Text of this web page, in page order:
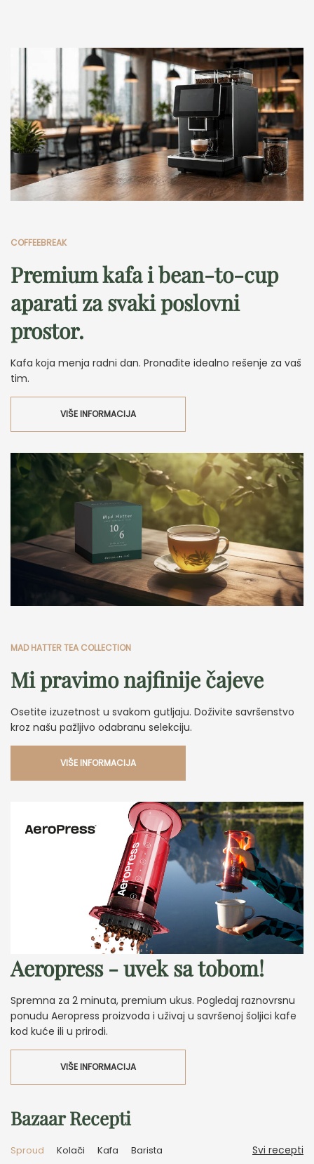
COFFEEBREAK
Premium kafa i bean-to-cup
aparati za svaki poslovni
prostor.
Kafa koja menja radni dan. Pronađite idealno rešenje za vaš
tim.
VIŠE INFORMACIJA
MAD HATTER TEA COLLECTION
Mi pravimo najfinije čajeve
Osetite izuzetnost u svakom gutljaju. Doživite savršenstvo
kroz našu pažljivo odabranu selekciju.
VIŠE INFORMACIJA
Aeropress - uvek sa tobom!
Spremna za 2 minuta, premium ukus. Pogledaj raznovrsnu
ponudu Aeropress proizvoda i uživaj u savršenoj šoljici kafe
kod kuće ili u prirodi.
VIŠE INFORMACIJA
Bazaar Recepti
Sproud Kolači Kafa Barista Svi recepti